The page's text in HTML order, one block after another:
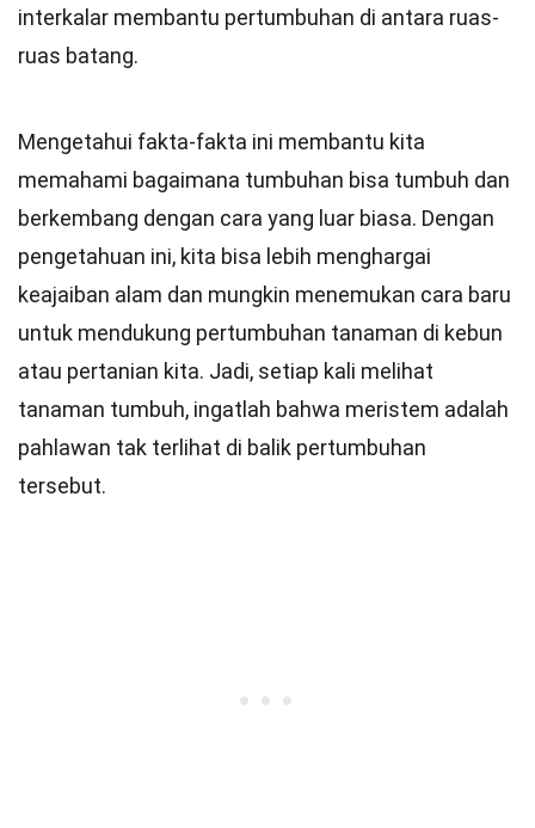
interkalar membantu pertumbuhan di antara ruas-
ruas batang.
Mengetahui fakta-fakta ini membantu kita
memahami bagaimana tumbuhan bisa tumbuh dan
berkembang dengan cara yang luar biasa. Dengan
pengetahuan ini, kita bisa lebih menghargai
keajaiban alam dan mungkin menemukan cara baru
untuk mendukung pertumbuhan tanaman di kebun
atau pertanian kita. Jadi, setiap kali melihat
tanaman tumbuh, ingatlah bahwa meristem adalah
pahlawan tak terlihat di balik pertumbuhan
tersebut.